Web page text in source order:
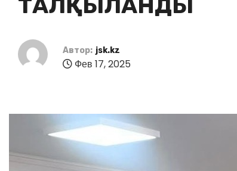
Автор: jsk.kz
Фев 17, 2025